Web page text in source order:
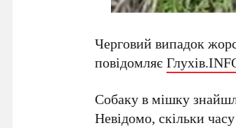
Черговий випадок
повідомляє
Собаку в мішку
Невідомо, скільки